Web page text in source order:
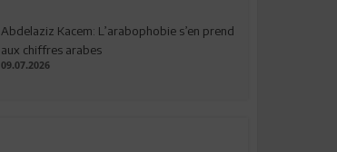
Abdelaziz Kacem: L’arabophobie s’en prend
aux chiffres arabes
09.07.2026